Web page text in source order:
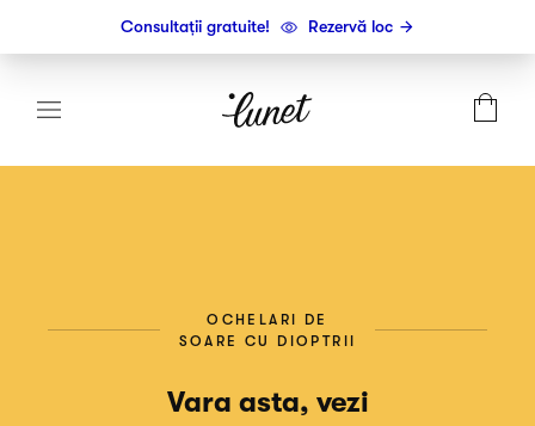
Consultații gratuite! Rezervă loc
OCHELARI DE
SOARE CU DIOPTRII
Vara asta, vezi